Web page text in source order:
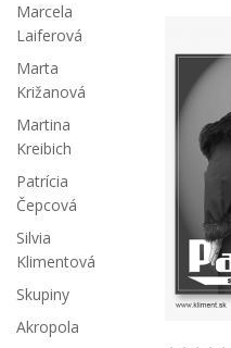
Marcela
Laiferová
Marta
Križanová
Martina
Kreibich
Patrícia
Čepcová
Silvia
Klimentová
Skupiny
Akropola